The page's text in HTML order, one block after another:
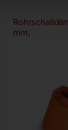
mm,